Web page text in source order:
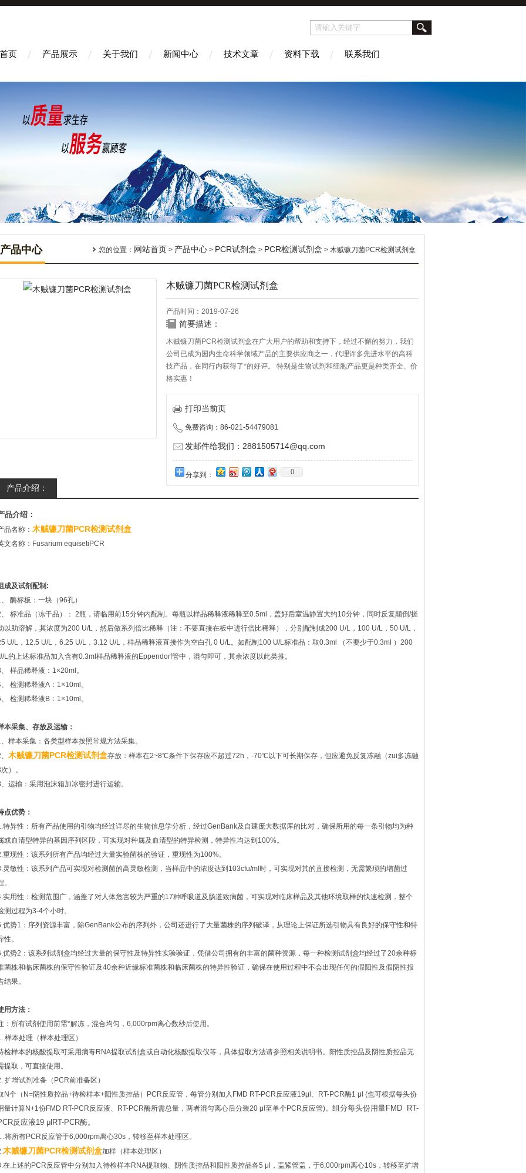
页 产品展示 关于我们 新闻中心 技术文章 资料下载 联系我们
产品中心 您的位置： 网站首页 > 产品中心 > PCR试剂盒 > PCR检测试剂盒 > 木贼镰刀菌PCR检测试剂盒
木贼镰刀菌PCR检测试剂盒
产品时间：2019-07-26
简要描述：
木贼镰刀菌PCR检测试剂盒在广大用户的帮助和支持下，经过不懈的努力，我们
公司已成为国内生命科学领域产品的主要供应商之一，代理许多先进水平的高科
技产品，在同行内获得了*的好评。 特别是生物试剂和细胞产品更是种类齐全、价
格实惠！
打印当前页
免费咨询：86-021-54479081
发邮件给我们：2881505714@qq.com
分享到： 0
产品介绍：
品介绍：
品名称： 木贼镰刀菌PCR检测试剂盒
文名称：Fusarium equisetiPCR
成及试剂配制:
酶标板：一块（96孔）
标准品（冻干品）： 2瓶，请临用前15分钟内配制。每瓶以样品稀释液稀释至0.5ml，盖好后室温静置大约10分钟，同时反复颠倒/搓
以助溶解，其浓度为200 U/L，然后做系列倍比稀释（注：不要直接在板中进行倍比稀释），分别配制成200 U/L，100 U/L，50 U/L，
U/L，12.5 U/L，6.25 U/L，3.12 U/L，样品稀释液直接作为空白孔 0 U/L。如配制100 U/L标准品：取0.3ml （不要少于0.3ml ）200
L的上述标准品加入含有0.3ml样品稀释液的Eppendorf管中，混匀即可，其余浓度以此类推。
样品稀释液：1×20ml。
检测稀释液A：1×10ml。
检测稀释液B：1×10ml。
本采集、存放及运输：
样本采集：各类型样本按照常规方法采集。
木贼镰刀菌PCR检测试剂盒存放：样本在2~8℃条件下保存应不超过72h，-70℃以下可长期保存，但应避免反复冻融（zui多冻融
）。
运输：采用泡沫箱加冰密封进行运输。
点优势：
特异性：所有产品使用的引物均经过详尽的生物信息学分析，经过GenBank及自建庞大数据库的比对，确保所用的每一条引物均为种
或血清型特异的基因序列区段，可实现对种属及血清型的特异检测，特异性均达到100%。
重现性：该系列所有产品均经过大量实验菌株的验证，重现性为100%。
灵敏性：该系列产品可实现对检测菌的高灵敏检测，当样品中的浓度达到103cfu/ml时，可实现对其的直接检测，无需繁琐的增菌过
。
实用性：检测范围广，涵盖了对人体危害较为严重的17种呼吸道及肠道致病菌，可实现对临床样品及其他环境取样的快速检测，整个
测过程为3-4个小时。
优势1：序列资源丰富，除GenBank公布的序列外，公司还进行了大量菌株的序列破译，从理论上保证所选引物具有良好的保守性和特
性。
优势2：该系列试剂盒均经过大量的保守性及特异性实验验证，凭借公司拥有的丰富的菌种资源，每一种检测试剂盒均经过了20余种标
菌株和临床菌株的保守性验证及40余种近缘标准菌株和临床菌株的特异性验证，确保在使用过程中不会出现任何的假阳性及假阴性报
结果。
用方法：
：所有试剂使用前需*解冻，混合均匀，6,000rpm离心数秒后使用。
样本处理（样本处理区）
检样本的核酸提取可采用病毒RNA提取试剂盒或自动化核酸提取仪等，具体提取方法请参照相关说明书。阳性质控品及阴性质控品无
提取，可直接使用。
扩增试剂准备（PCR前准备区）
N个（N=阴性质控品+待检样本+阳性质控品）PCR反应管，每管分别加入FMD RT-PCR反应液19μl、RT-PCR酶1 μl (也可根据每头份
量计算N+1份FMD RT-PCR反应液、RT-PCR酶所需总量，两者混匀离心后分装20 μl至单个PCR反应管)。 组分每头份用量FMD RT-
反应液19 μlRT-PCR酶。
.将所有PCR反应管于6,000rpm离心30s，转移至样本处理区。
木贼镰刀菌PCR检测试剂盒加样（样本处理区）
在上述的PCR反应管中分别加入待检样本RNA提取物、阴性质控品和阳性质控品各5 μl，盖紧管盖，于6,000rpm离心10s，转移至扩增